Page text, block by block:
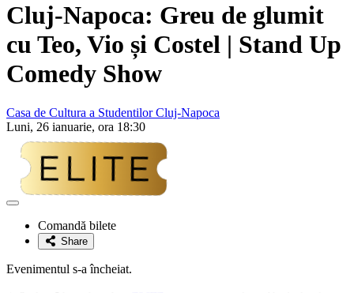
Cluj-Napoca: Greu de glumit
cu Teo, Vio și Costel | Stand Up
Comedy Show
Casa de Cultura a Studentilor Cluj-Napoca
Luni, 26 ianuarie, ora 18:30
Adaugă
favoriteComandă bilete
Share
Evenimentul s-a încheiat.